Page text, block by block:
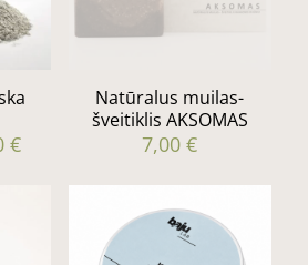
€Price
3,00 €
Natūralus muilas-
šveitiklis AKSOMAS
7,00€